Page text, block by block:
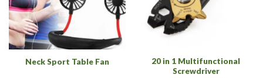
Neck Sport Table Fan
20 in 1 Multifunctional
Screwdriver